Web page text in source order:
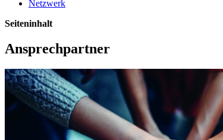
Netzwerk
Seiteninhalt
Ansprechpartner